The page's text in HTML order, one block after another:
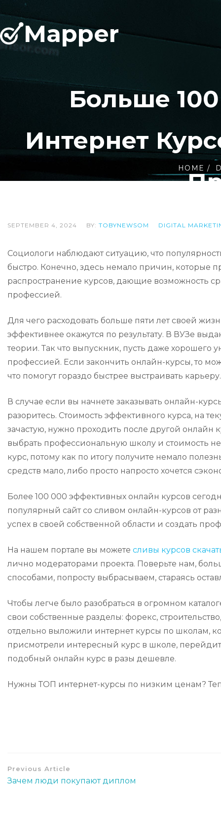
Mapper
Больше
Интернет
HOME
SEPTEMBER 4, 2024 BY: TOBYNEWSOM DIGITAL
Социологи наблюдают ситуацию, что
быстро. Конечно, здесь немало причин, которые
распространение курсов, дающие возможность
профессией.
Для чего расходовать больше пяти лет своей
эффективнее окажутся по результату. В ВУЗе
теории. Так что выпускник, пусть даже хорошего
профессией. Если закончить онлайн-курсы, то
что помогут гораздо быстрее выстраивать карьеру.
В случае если вы начнете заказывать онлайн-
разоритесь. Стоимость эффективного курса, на
зачастую, нужно проходить после другой онлайн
выбрать профессиональную школу и стоимость
курс, потому как по итогу получите немало
средств мало, либо просто напросто хочется
Более 100 000 эффективных онлайн курсов
популярный сайт со сливом онлайн-курсов от
успех в своей собственной области и создать
На нашем портале вы можете сливы курсов
лично модераторами проекта. Поверьте нам,
способами, попросту выбрасываем, стараясь
Чтобы легче было разобраться в огромном
свои собственные разделы: форекс,
отдельно выложили интернет курсы по школам,
присмотрели интересный курс в школе,
подобный онлайн курс в разы дешевле.
Нужны ТОП интернет-курсы по низким ценам?
Previous Article
Зачем люди покупают диплом